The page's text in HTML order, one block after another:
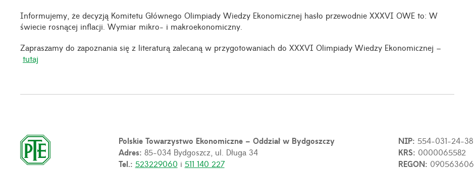
Informujemy, że decyzją Komitetu Głównego Olimpiady Wiedzy Ekonomicznej hasło przewodnie XXXVI OWE to: W
świecie rosnącej inflacji. Wymiar mikro- i makroekonomiczny.
Zapraszamy do zapoznania się z literaturą zalecaną w przygotowaniach do XXXVI Olimpiady Wiedzy Ekonomicznej –
tutaj
Polskie Towarzystwo Ekonomiczne – Oddział w Bydgoszczy
Adres: 85-034 Bydgoszcz, ul. Długa 34
Tel.: 523229060 i 511 140 227
NIP:554-031-24-38
KRS: 0000065582
REGON: 090563606